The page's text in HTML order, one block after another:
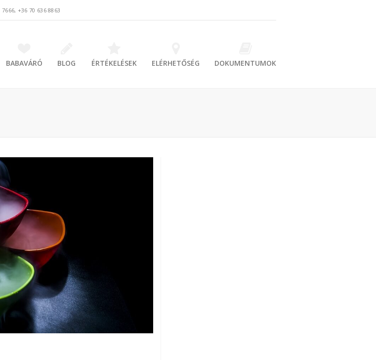
7666, +36 70 636 8863
BABAVÁRÓ BLOG ÉRTÉKELÉSEK ELÉRHETŐSÉG DOKUMENTUMOK